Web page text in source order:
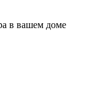
в вашем доме